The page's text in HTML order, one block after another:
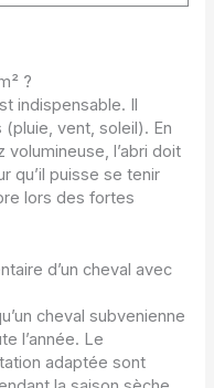
?
indispensable. Il
vent, soleil). En
volumineuse, l’abri doit
qu’il puisse se tenir
lors des fortes
d’un cheval avec
cheval subvenienne
l’année. Le
adaptée sont